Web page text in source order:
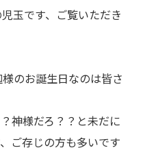
玉です、ご覧いただき
のお誕生日なのは皆さ
神様だろ？？と未だに
ご存じの方も多いです